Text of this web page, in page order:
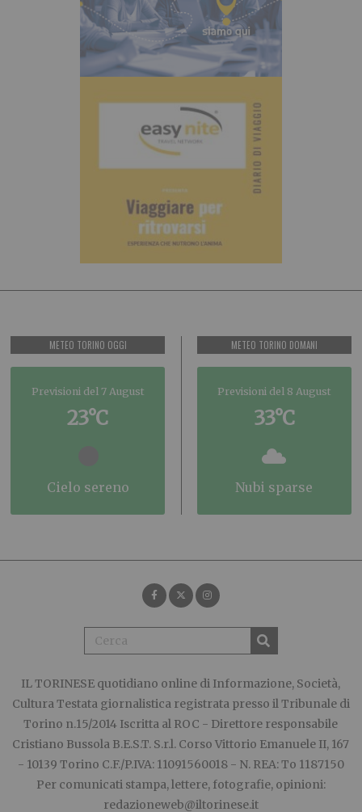
METEO TORINO OGGI
Previsioni del 7 August
23°C
cielo sereno
METEO TORINO DOMANI
Previsioni del 8 August
33°C
nubi sparse
IL TORINESE quotidiano online di Informazione, Società,
Cultura Testata giornalistica registrata presso il Tribunale di
Torino n.15/2014 Iscritta al ROC - Direttore responsabile
Cristiano Bussola B.E.S.T. S.r.l. Corso Vittorio Emanuele II, 167
- 10139 Torino C.F./P.IVA: 11091560018 - N. REA: To 1187150
Per comunicati stampa, lettere, fotografie, opinioni:
redazioneweb@iltorinese.it